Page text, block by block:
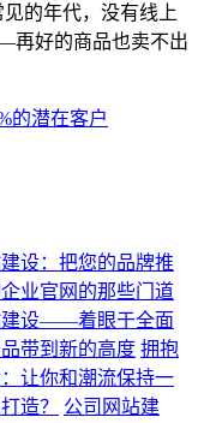
的年代，没有线上
再好的商品也卖不出
的潜在客户
建设：把您的品牌推
业官网的那些门道
建设——着眼于全面
带到新的高度 拥抱
让你和潮流保持一
造？
公司网站建